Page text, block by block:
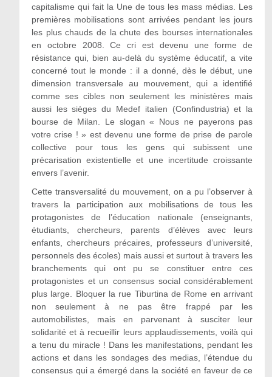
capitalisme qui fait la Une de tous les mass médias. Les
premières mobilisations sont arrivées pendant les jours
les plus chauds de la chute des bourses internationales
en octobre 2008. Ce cri est devenu une forme de
résistance qui, bien au-delà du système éducatif, a vite
concerné tout le monde : il a donné, dès le début, une
dimension transversale au mouvement, qui a identifié
comme ses cibles non seulement les ministères mais
aussi les sièges du Medef italien (Confindustria) et la
bourse de Milan. Le slogan « Nous ne payerons pas
votre crise ! » est devenu une forme de prise de parole
collective pour tous les gens qui subissent une
précarisation existentielle et une incertitude croissante
envers l’avenir.
Cette transversalité du mouvement, on a pu l’observer à
travers la participation aux mobilisations de tous les
protagonistes de l’éducation nationale (enseignants,
étudiants, chercheurs, parents d’élèves avec leurs
enfants, chercheurs précaires, professeurs d’université,
personnels des écoles) mais aussi et surtout à travers les
branchements qui ont pu se constituer entre ces
protagonistes et un consensus social considérablement
plus large. Bloquer la rue Tiburtina de Rome en arrivant
non seulement à ne pas être frappé par les
automobilistes, mais en parvenant à susciter leur
solidarité et à recueillir leurs applaudissements, voilà qui
a tenu du miracle ! Dans les manifestations, pendant les
actions et dans les sondages des medias, l’étendue du
consensus qui a émergé dans la société en faveur de ce